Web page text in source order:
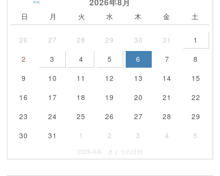
2026年8月
<<
日 月 火 水 木 金 土
26 27 28 29 30 31
1
2
3 4 5 6 7
8
9
10 11 12 13 14
15
16
17 18 19 20 21
22
23
24 25 26 27 28
29
30
31 1 2 3 4 5
2026-8-6 きょうの日付